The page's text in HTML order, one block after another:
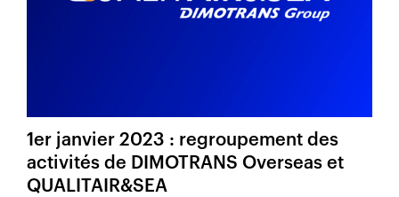
1er janvier 2023 : regroupement des
activités de DIMOTRANS Overseas et
QUALITAIR&SEA